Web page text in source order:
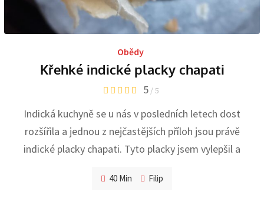
Obědy
Křehké indické placky chapati
5 / 5
Indická kuchyně se u nás v posledních letech dost
rozšířila a jednou z nejčastějších příloh jsou právě
indické placky chapati. Tyto placky jsem vylepšil a
40 Min Filip